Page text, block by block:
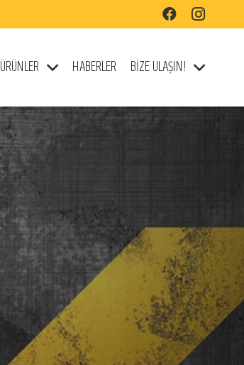
ÜRÜNLER HABERLER BİZE ULAŞIN!